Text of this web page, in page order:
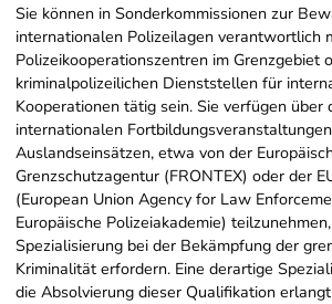
Sie können in Sonderkommissionen zur
internationalen Polizeilagen verantwortlich
Polizeikooperationszentren im Grenzgebiet
kriminalpolizeilichen Dienststellen für
Kooperationen tätig sein. Sie verfügen über
internationalen
Auslandseinsätzen, etwa von der
Grenzschutzagentur (FRONTEX) oder der
(European Union Agency for Law
Europäische Polizeiakademie)
Spezialisierung bei der Bekämpfung der
Kriminalität erfordern. Eine derartige
die Absolvierung dieser Qualifikation